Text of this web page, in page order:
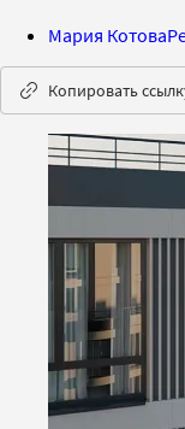
Мария Котова
Копировать